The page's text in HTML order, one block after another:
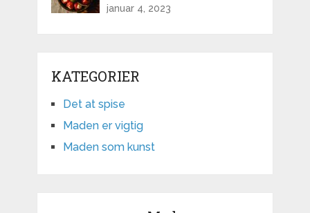
januar 4, 2023
KATEGORIER
Det at spise
Maden er vigtig
Maden som kunst